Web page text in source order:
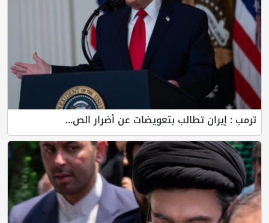
ترمب : إيران تطالب بتعويضات عن أضرار الص...